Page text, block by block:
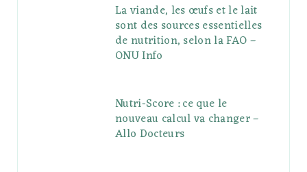
La viande, les œufs et le lait
sont des sources essentielles
de nutrition, selon la FAO –
ONU Info
Nutri-Score : ce que le
nouveau calcul va changer –
Allo Docteurs